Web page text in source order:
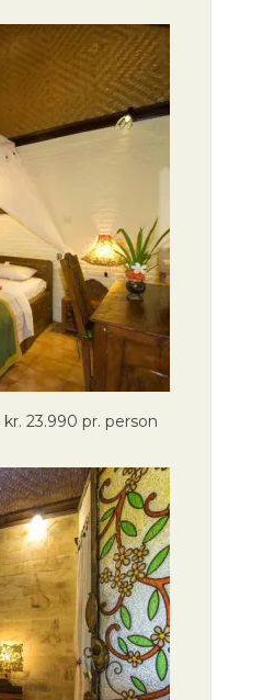
kr. 23.990 pr. person